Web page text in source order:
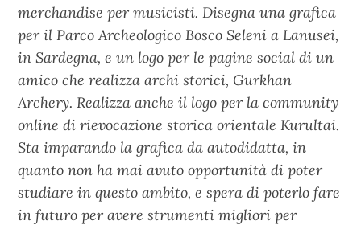
merchandise per musicisti. Disegna una grafica
per il Parco Archeologico Bosco Seleni a Lanusei,
in Sardegna, e un logo per le pagine social di un
amico che realizza archi storici, Gurkhan
Archery. Realizza anche il logo per la community
online di rievocazione storica orientale Kurultai.
Sta imparando la grafica da autodidatta, in
quanto non ha mai avuto opportunità di poter
studiare in questo ambito, e spera di poterlo fare
in futuro per avere strumenti migliori per